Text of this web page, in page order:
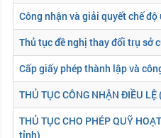
Công nhận và giải quyết chế
Thủ tục đề nghị thay đổi trụ sở
Cấp giấy phép thành lập và
THỦ TỤC CÔNG NHẬN ĐIỀU
THỦ TỤC CHO PHÉP QUỸ
tỉnh)